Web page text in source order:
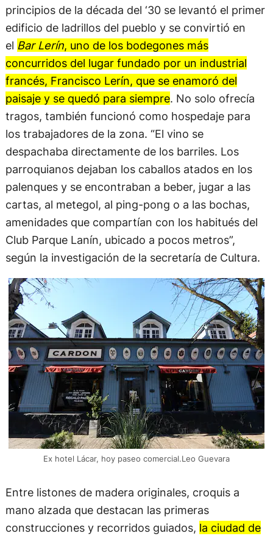
principios de la década del ‘30 se levantó el primer
edificio de ladrillos del pueblo y se convirtió en
el Bar Lerín, uno de los bodegones más
concurridos del lugar fundado por un industrial
francés, Francisco Lerín, que se enamoró del
paisaje y se quedó para siempre. No solo ofrecía
tragos, también funcionó como hospedaje para
los trabajadores de la zona. “El vino se
despachaba directamente de los barriles. Los
parroquianos dejaban los caballos atados en los
palenques y se encontraban a beber, jugar a las
cartas, al metegol, al ping-pong o a las bochas,
amenidades que compartían con los habitués del
Club Parque Lanín, ubicado a pocos metros”,
según la investigación de la secretaría de Cultura.
Ex hotel Lácar, hoy paseo comercial.Leo Guevara
Entre listones de madera originales, croquis a
mano alzada que destacan las primeras
construcciones y recorridos guiados, la ciudad de